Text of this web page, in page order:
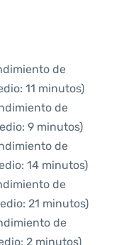
de
11 minutos)
de
9 minutos)
de
14 minutos)
de
21 minutos)
de
2 minutos)